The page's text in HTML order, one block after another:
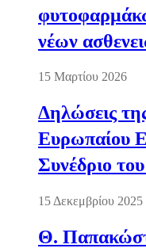
νέων
15 Μαρτίου 2026
Δηλώσεις
Ευρωπαίου
Συνέδριο
15 Δεκεμβρίου 2025
Θ.